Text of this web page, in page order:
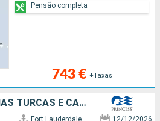
743 € +Taxas
Pensão completa
ESTADOS UNIDOS, ILHAS TURCAS E CAICOS, REPÚBLICA DOMINICANA, BAHAMAS, CARAIBAS - MEXICO, BELIZE, HONDURAS